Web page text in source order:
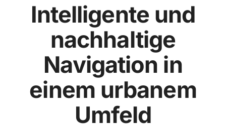
Intelligente und
nachhaltige
Navigation in
einem urbanem
Umfeld